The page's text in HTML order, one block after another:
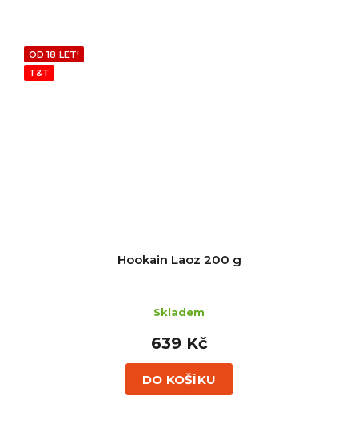
OD 18 LET!
T&T
Hookain Laoz 200 g
Skladem
639 Kč
DO KOŠÍKU